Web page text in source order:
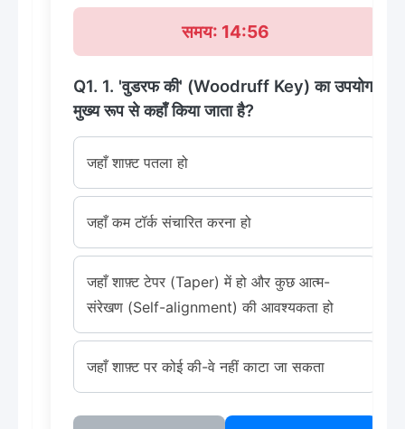
समय: 14:56
Q1. 1. 'वुडरफ की' (Woodruff Key) का उपयोग
मुख्य रूप से कहाँ किया जाता है?
जहाँ शाफ़्ट पतला हो
जहाँ कम टॉर्क संचारित करना हो
जहाँ शाफ़्ट टेपर (Taper) में हो और कुछ आत्म-
संरेखण (Self-alignment) की आवश्यकता हो
जहाँ शाफ़्ट पर कोई की-वे नहीं काटा जा सकता